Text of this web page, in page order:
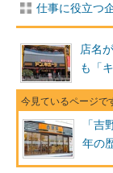
仕事に役立つ
店名
も「
「
年の